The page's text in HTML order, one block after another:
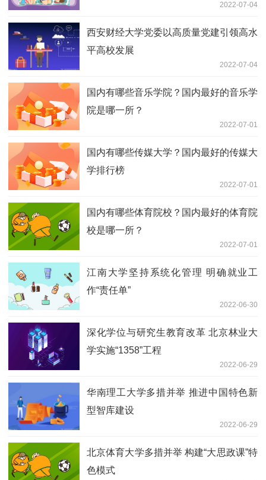
2022-07-04
西安财经大学党委以高质量党建引领高水
平高校发展
2022-07-04
国内有哪些音乐学院？国内最好的音乐学
院是哪一所？
2022-07-01
国内有哪些传媒大学？国内最好的传媒大
学排行榜
2022-07-01
国内有哪些体育院校？国内最好的体育院
校是哪一所？
2022-07-01
江南大学坚持系统化管理 明确就业工
作“责任单”
2022-06-30
深化学位与研究生教育改革 北京林业大
学实施“1358”工程
2022-06-29
华南理工大学多措并举 推进中国特色新
型智库建设
2022-06-29
北京体育大学多措并举 构建“大思政课”特
色模式